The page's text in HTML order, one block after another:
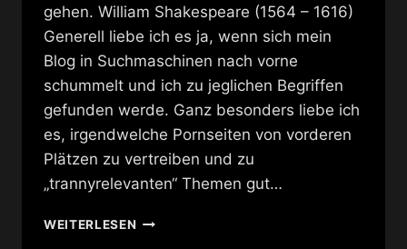
gehen. William Shakespeare (1564 – 1616)
Generell liebe ich es ja, wenn sich mein
Blog in Suchmaschinen nach vorne
schummelt und ich zu jeglichen Begriffen
gefunden werde. Ganz besonders liebe ich
es, irgendwelche Pornseiten von vorderen
Plätzen zu vertreiben und zu
„trannyrelevanten“ Themen gut…
WEITERLESENYAHOO